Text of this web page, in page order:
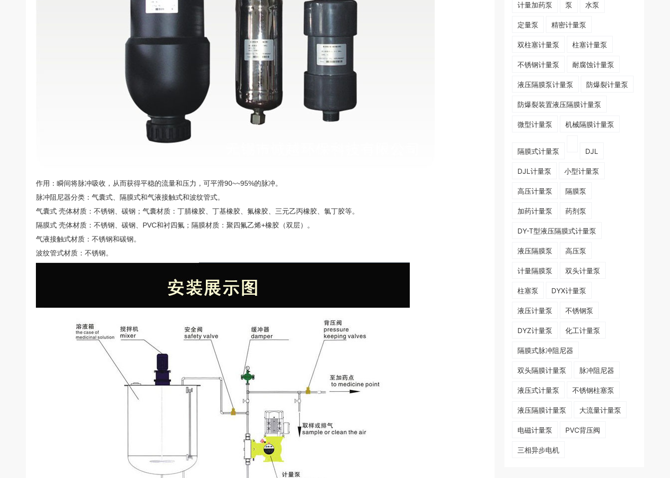
作用： 瞬间将脉冲吸收，从而获得平稳的流量和压力，可平滑90~~95%的脉冲。
脉冲阻尼器分类： 气囊式、隔膜式和气液接触式和波纹管式。
气囊式 壳体材质： 不锈钢、碳钢；气囊材质：丁腈橡胶、丁基橡胶、氟橡胶、三元乙丙橡胶、氯丁胶等。
隔膜式 壳体材质： 不锈钢、碳钢、PVC和衬四氟；隔膜材质：聚四氟乙烯+橡胶（双层）。
气液接触式材质： 不锈钢和碳钢。
波纹管式材质： 不锈钢。
计量加药泵 泵 水泵
定量泵 精密计量泵
双柱塞计量泵 柱塞计量泵
不锈钢计量泵 耐腐蚀计量泵
液压隔膜泵计量泵 防爆裂计量泵
​防爆裂装置液压隔膜计量泵
微型计量泵 机械隔膜计量泵
隔膜式计量泵 DJL
DJL计量泵 小型计量泵
高压计量泵 隔膜泵
加药计量泵 药剂泵
DY-T型液压隔膜式计量泵
液压隔膜泵 高压泵
计量隔膜泵 双头计量泵
柱塞泵 DYX计量泵
液压计量泵 不锈钢泵
DYZ计量泵 化工计量泵
隔膜式脉冲阻尼器
双头隔膜计量泵 脉冲阻尼器
液压式计量泵 不锈钢柱塞泵
液压隔膜计量泵 大流量计量泵
电磁计量泵 PVC背压阀
三相异步电机